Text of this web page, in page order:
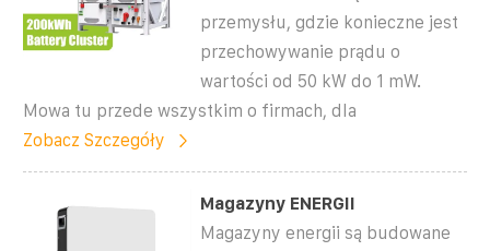
przemysłu, gdzie konieczne jest
przechowywanie prądu o
wartości od 50 kW do 1 mW.
Mowa tu przede wszystkim o firmach, dla
Zobacz Szczegóły
Magazyny ENERGII
Magazyny energii są budowane